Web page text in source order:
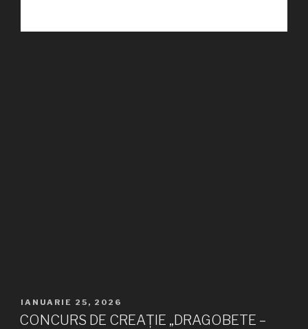
PUBLICAT
PE
IANUARIE 25, 2026
CONCURS DE CREAȚIE „DRAGOBETE –